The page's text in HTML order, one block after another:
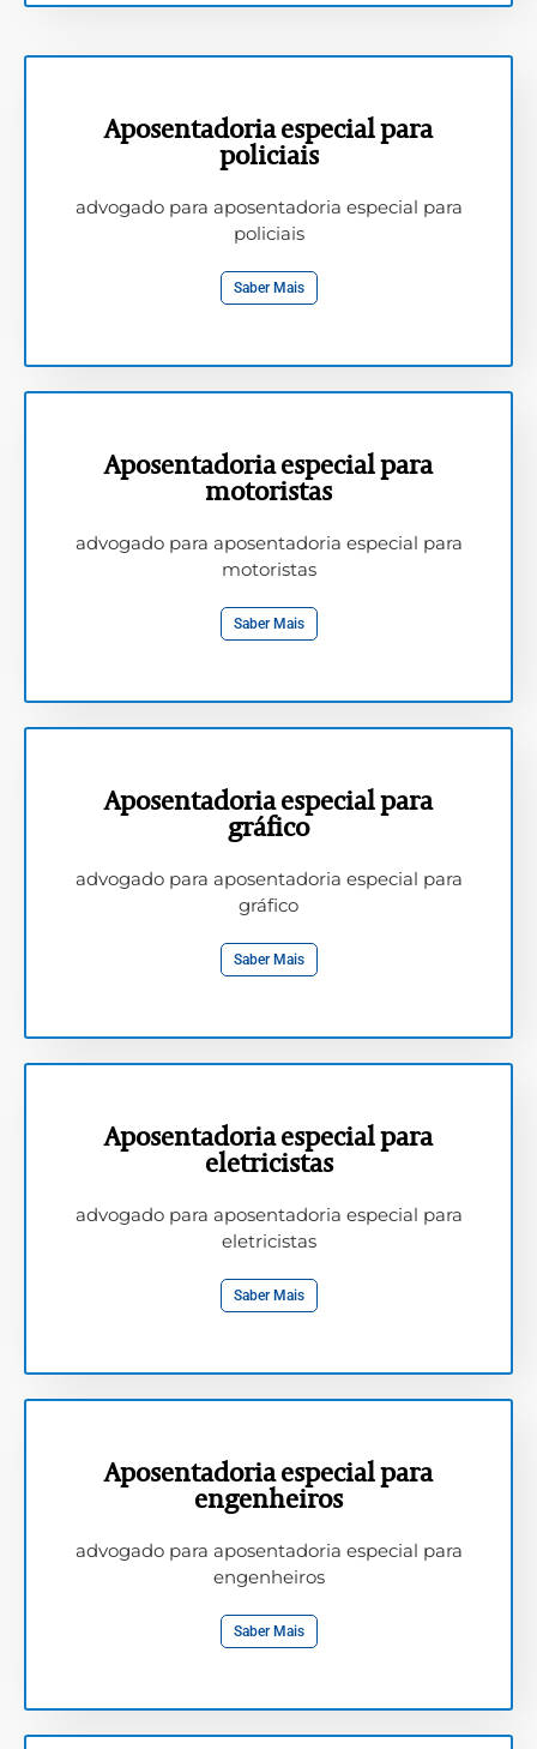
Aposentadoria especial para
policiais
advogado para aposentadoria especial para
policiais
Saber Mais
Aposentadoria especial para
motoristas
advogado para aposentadoria especial para
motoristas
Saber Mais
Aposentadoria especial para
gráfico
advogado para aposentadoria especial para
gráfico
Saber Mais
Aposentadoria especial para
eletricistas
advogado para aposentadoria especial para
eletricistas
Saber Mais
Aposentadoria especial para
engenheiros
advogado para aposentadoria especial para
engenheiros
Saber Mais